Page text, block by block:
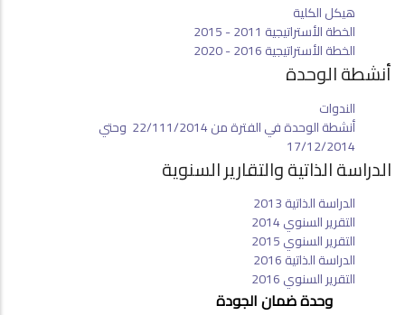
هيكل الكلية
الخطة الأستراتيجية 2011 - 2015
الخطة الأستراتيجية 2016 - 2020
أنشطة الوحدة
الندوات
أنشطة الوحدة في الفترة من 22/111/2014 وحتي
17/12/2014
الدراسة الذاتية والتقارير السنوية
الدراسة الذاتية 2013
التقرير السنوي 2014
التقرير السنوي 2015
الدراسة الذاتية 2016
التقرير السنوي 2016
وحدة ضمان الجودة